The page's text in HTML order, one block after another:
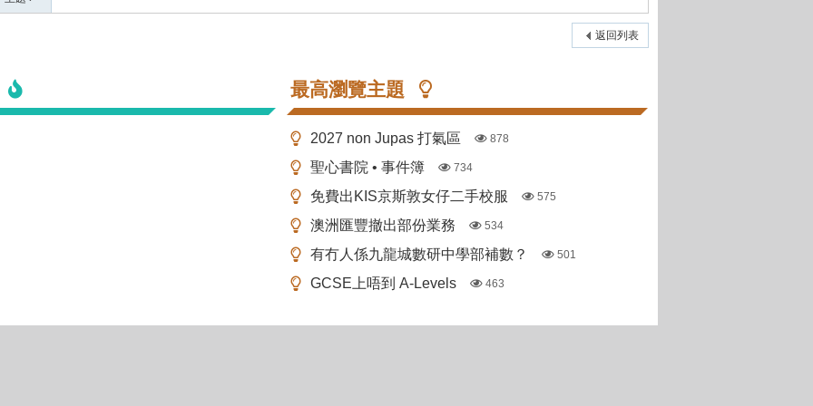
返回列表
最高瀏覽主題
2027 non Jupas 打氣區 878
聖心書院 • 事件簿 734
免費出KIS京斯敦女仔二手校服 575
澳洲匯豐撤出部份業務 534
有冇人係九龍城數研中學部補數？ 501
GCSE上唔到 A-Levels 463